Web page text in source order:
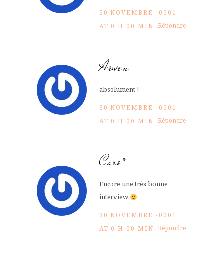
30 NOVEMBRE -0001
AT 0 H 00 MIN Répondre
Arwen
absolument !
30 NOVEMBRE -0001
AT 0 H 00 MIN Répondre
Caro*
Encore une très bonne
interview
30 NOVEMBRE -0001
AT 0 H 00 MIN Répondre